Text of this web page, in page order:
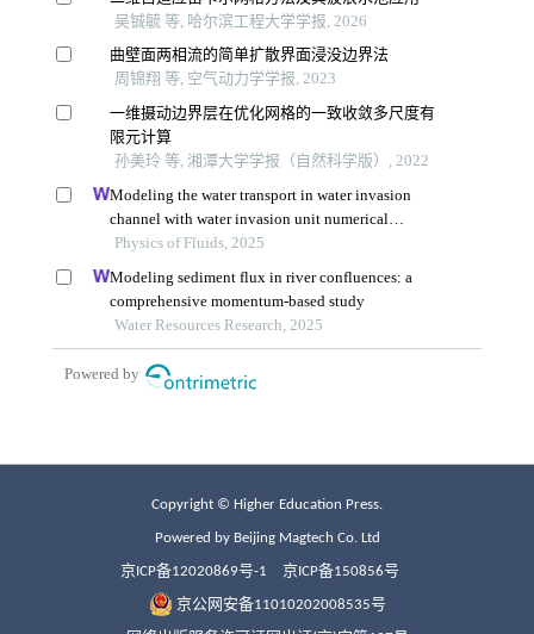
Copyright © Higher Education Press.
Powered by Beijing Magtech Co. Ltd
京ICP备12020869号-1 京ICP备150856号
京公网安备11010202008535号